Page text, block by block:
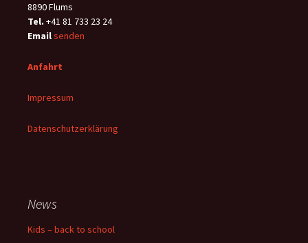
8890 Flums
Tel. +41 81 733 23 24
Emailsenden
Anfahrt
Impressum
Datenschutzerklärung
News
Kids – back to school